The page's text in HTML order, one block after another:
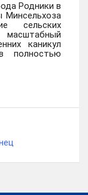
Родники в
Минсельхоза
сельских
каникул
полностью